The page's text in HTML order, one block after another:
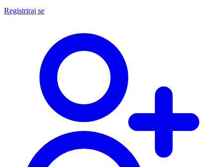
Registriraj se